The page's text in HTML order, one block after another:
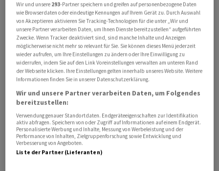
Vor allem die Komponenten Produktion und
Auftragsbestand nahmen zu. Beide Komponenten
notieren aktuell so hoch wie seit dem Frühjahr 2022
nicht mehr. Auch die Beschäftigungskomponente legte
im Mai zu und deute mit 49,9 Punkten auf eine stabile
Beschäftigungssituation in der Industrie hin, hiess es.
Geopolitik treibt Einfuhrpreise weiter an
Der anhaltende Konflikt im Nahen Osten dürfte eine
treibende Kraft bei den Einfuhrpreisen gewesen sein,
die weiter gestiegen sein dürften, so die Mitteilung. So
meldeten die befragten Industrieunternehmen
Wir und unsere 293-Partner speichern und greifen auf personenbezogene Daten
wie Browserdaten oder eindeutige Kennungen auf Ihrem Gerät zu. Durch Auswahl
von Akzeptieren aktivieren Sie Tracking-Technologien für die unter „Wir und
unsere Partner verarbeiten Daten, um Ihnen Dienste bereitzustellen“ aufgeführten
Zwecke. Wenn Tracker deaktiviert sind, sind manche Inhalte und Anzeigen
möglicherweise nicht mehr so relevant für Sie. Sie können dieses Menü jederzeit
wieder aufrufen, um Ihre Einstellungen zu ändern oder Ihre Einwilligung zu
widerrufen, indem Sie auf den Link Voreinstellungen verwalten am unteren Rand
der Webseite klicken. Ihre Einstellungen gelten innerhalb unseres Website. Weitere
Informationen finden Sie in unserer Datenschutzerklärung.
Wir und unsere Partner verarbeiten Daten, um Folgendes
bereitzustellen:
Verwendung genauer Standortdaten. Endgeräteeigenschaften zur Identifikation
aktiv abfragen. Speichern von oder Zugriff auf Informationen auf einem Endgerät.
Personalisierte Werbung und Inhalte, Messung von Werbeleistung und der
Performance von Inhalten, Zielgruppenforschung sowie Entwicklung und
Verbesserung von Angeboten.
Liste der Partner (Lieferanten)